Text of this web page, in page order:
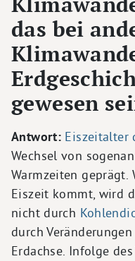
das bei
gewesen
Antwort: Eiszeitalter
Wechsel von
Warmzeiten geprägt.
Eiszeit kommt, wird
nicht durch
durch
Erdachse. Infolge